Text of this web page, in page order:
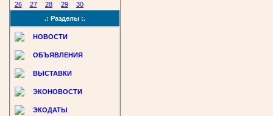
26
27 28 29
30
.: Разделы :.
НОВОСТИ
ОБЪЯВЛЕНИЯ
ВЫСТАВКИ
ЭКОНОВОСТИ
ЭКОДАТЫ